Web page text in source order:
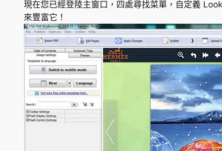
現在您已經登陸主窗口，四處尋找菜單，自定義
來豐富它！